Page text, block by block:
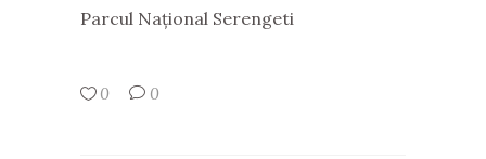
Parcul Național Serengeti
0 0